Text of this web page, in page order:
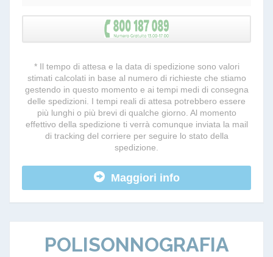
* Il tempo di attesa e la data di spedizione sono valori
stimati calcolati in base al numero di richieste che stiamo
gestendo in questo momento e ai tempi medi di consegna
delle spedizioni. I tempi reali di attesa potrebbero essere
più lunghi o più brevi di qualche giorno. Al momento
effettivo della spedizione ti verrà comunque inviata la mail
di tracking del corriere per seguire lo stato della
spedizione.
Maggiori info
POLISONNOGRAFIA